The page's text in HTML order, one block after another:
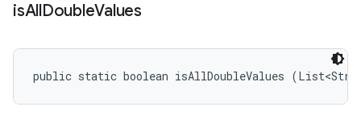
isAllDoubleValues
public static boolean isAllDoubleValues